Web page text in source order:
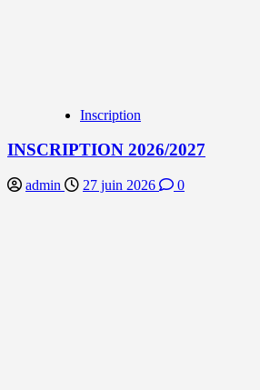
Inscription
INSCRIPTION 2026/2027
admin 27 juin 2026 0